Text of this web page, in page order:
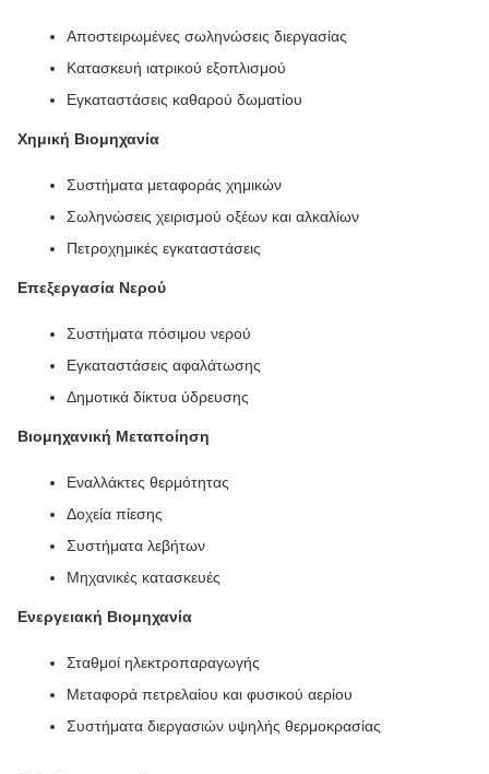
Αποστειρωμένες σωληνώσεις διεργασίας
Κατασκευή ιατρικού εξοπλισμού
Εγκαταστάσεις καθαρού δωματίου
Χημική Βιομηχανία
Συστήματα μεταφοράς χημικών
Σωληνώσεις χειρισμού οξέων και αλκαλίων
Πετροχημικές εγκαταστάσεις
Επεξεργασία Νερού
Συστήματα πόσιμου νερού
Εγκαταστάσεις αφαλάτωσης
Δημοτικά δίκτυα ύδρευσης
Βιομηχανική Μεταποίηση
Εναλλάκτες θερμότητας
Δοχεία πίεσης
Συστήματα λεβήτων
Μηχανικές κατασκευές
Ενεργειακή Βιομηχανία
Σταθμοί ηλεκτροπαραγωγής
Μεταφορά πετρελαίου και φυσικού αερίου
Συστήματα διεργασιών υψηλής θερμοκρασίας